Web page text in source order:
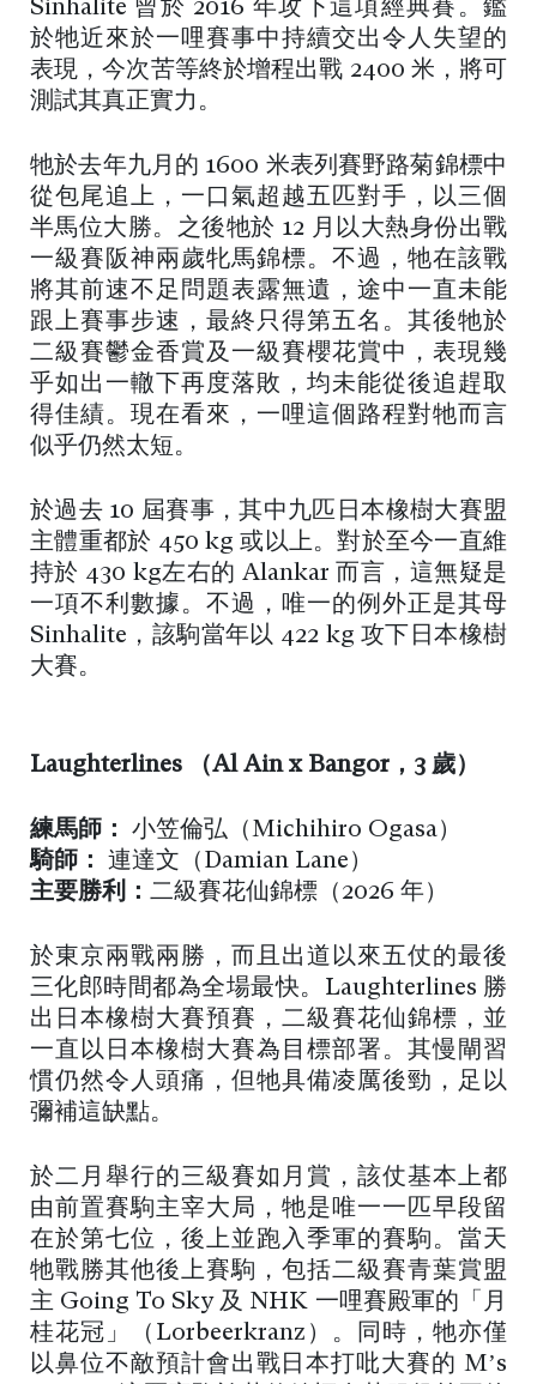
Sinhalite 曾於 2016 年攻下這項經典賽。鑑
於牠近來於一哩賽事中持續交出令人失望的
表現，今次苦等終於增程出戰 2400 米，將可
測試其真正實力。
牠於去年九月的 1600 米表列賽野路菊錦標中
從包尾追上，一口氣超越五匹對手，以三個
半馬位大勝。之後牠於 12 月以大熱身份出戰
一級賽阪神兩歲牝馬錦標。不過，牠在該戰
將其前速不足問題表露無遺，途中一直未能
跟上賽事步速，最終只得第五名。其後牠於
二級賽鬱金香賞及一級賽櫻花賞中，表現幾
乎如出一轍下再度落敗，均未能從後追趕取
得佳績。現在看來，一哩這個路程對牠而言
似乎仍然太短。
於過去 10 屆賽事，其中九匹日本橡樹大賽盟
主體重都於 450 kg 或以上。對於至今一直維
持於 430 kg左右的 Alankar 而言，這無疑是
一項不利數據。不過，唯一的例外正是其母
Sinhalite，該駒當年以 422 kg 攻下日本橡樹
大賽。
Laughterlines （Al Ain x Bangor，3 歲 ）
練馬師：
小笠倫弘（Michihiro Ogasa）
騎師：
連達文（Damian Lane）
主要勝利： 二級賽花仙錦標（2026 年）
於東京兩戰兩勝，而且出道以來五仗的最後
三化郎時間都為全場最快。Laughterlines 勝
出日本橡樹大賽預賽，二級賽花仙錦標，並
一直以日本橡樹大賽為目標部署。其慢閘習
慣仍然令人頭痛，但牠具備凌厲後勁，足以
彌補這缺點。
於二月舉行的三級賽如月賞，該仗基本上都
由前置賽駒主宰大局，牠是唯一一匹早段留
在於第七位，後上並跑入季軍的賽駒。當天
牠戰勝其他後上賽駒，包括二級賽青葉賞盟
主 Going To Sky 及 NHK 一哩賽殿軍的「月
桂花冠」（Lorbeerkranz）。同時，牠亦僅
以鼻位不敵預計會出戰日本打吡大賽的 M’s